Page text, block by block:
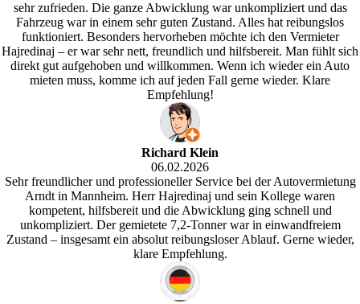
sehr zufrieden. Die ganze Abwicklung war unkompliziert und das
Fahrzeug war in einem sehr guten Zustand. Alles hat reibungslos
funktioniert. Besonders hervorheben möchte ich den Vermieter
Hajredinaj – er war sehr nett, freundlich und hilfsbereit. Man fühlt sich
direkt gut aufgehoben und willkommen. Wenn ich wieder ein Auto
mieten muss, komme ich auf jeden Fall gerne wieder. Klare
Empfehlung!
Richard Klein
06.02.2026
Sehr freundlicher und professioneller Service bei der Autovermietung
Arndt in Mannheim. Herr Hajredinaj und sein Kollege waren
kompetent, hilfsbereit und die Abwicklung ging schnell und
unkompliziert. Der gemietete 7,2-Tonner war in einwandfreiem
Zustand – insgesamt ein absolut reibungsloser Ablauf. Gerne wieder,
klare Empfehlung.